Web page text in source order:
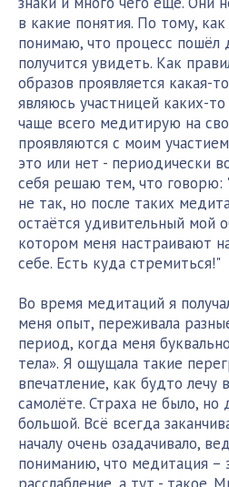
в какие понятия. По тому,
понимаю, что процесс пошёл
получится увидеть. Как
образов проявляется какая-
являюсь участницей каких-
чаще всего медитирую на
проявляются с моим
это или нет - периодически
себя решаю тем, что говорю:
не так, но после таких
остаётся удивительный мой
котором меня настраивают
себе. Есть куда стремиться!"
Во время медитаций я
меня опыт, переживала
период, когда меня
тела». Я ощущала такие
впечатление, как будто лечу
самолёте. Страха не было,
большой. Всё всегда
началу очень озадачивало,
пониманию, что медитация –